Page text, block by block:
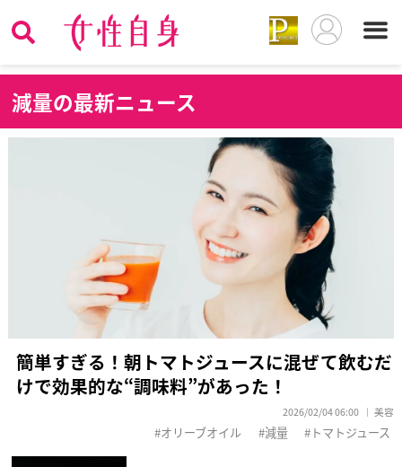
減量の最新ニュース
簡単すぎる！朝トマトジュースに混ぜて飲むだ
けで効果的な“調味料”があった！
2026/02/04 06:00 美容
オリーブオイル 減量 トマトジュース